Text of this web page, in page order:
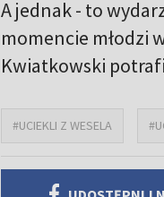
A jednak - to
momencie młodzi
Kwiatkowski
#UCIEKLI Z WESELA